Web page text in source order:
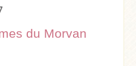
du Morvan